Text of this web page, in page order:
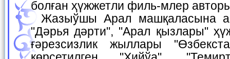
болған ҳүжжетли филь-млер
Жазыўшы Арал машқаласына арналған "Аралқум",
"Дәрья дәрти", "Арал қызлары"
ғәрезсизлик жыллары